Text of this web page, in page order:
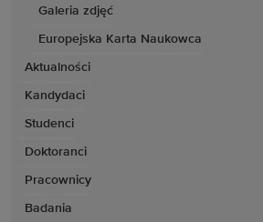
Galeria zdjęć
Europejska Karta Naukowca
Aktualności
Kandydaci
Studenci
Doktoranci
Pracownicy
Badania